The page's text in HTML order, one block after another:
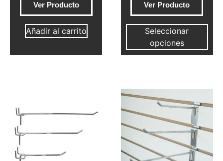
Ver Producto
Añadir al carrito
Ver Producto
Seleccionar
opciones